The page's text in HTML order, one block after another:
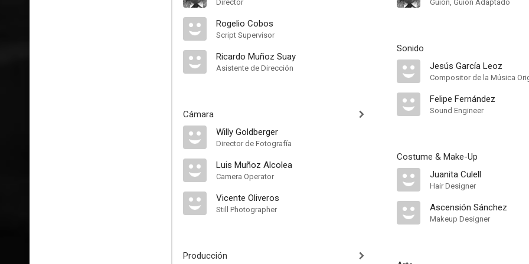
Director
Rogelio Cobos
Script Supervisor
Ricardo Muñoz Suay
Asistente de Dirección
Cámara
Willy Goldberger
Director de Fotografía
Luis Muñoz Alcolea
Camera Operator
Vicente Oliveros
Still Photographer
Producción
Guión, Guión Adaptado
Sonido
Jesús García Leoz
Compositor de la Música
Felipe Fernández
Sound Engineer
Costume & Make-Up
Juanita Culell
Hair Designer
Ascensión Sánchez
Makeup Designer